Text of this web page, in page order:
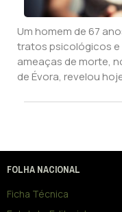
Um homem de 67
tratos psicológicos e
ameaças de morte,
de Évora, revelou
FOLHA NACIONAL
Ficha Técnica